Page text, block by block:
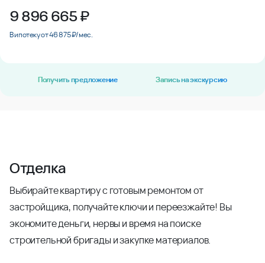
9 896 665₽
В ипотеку от 46 875 ₽/мес.
Получить предложение Запись на экскурсию
Отделка
Выбирайте квартиру с готовым ремонтом от
застройщика, получайте ключи и переезжайте! Вы
экономите деньги, нервы и время на поиске
строительной бригады и закупке материалов.